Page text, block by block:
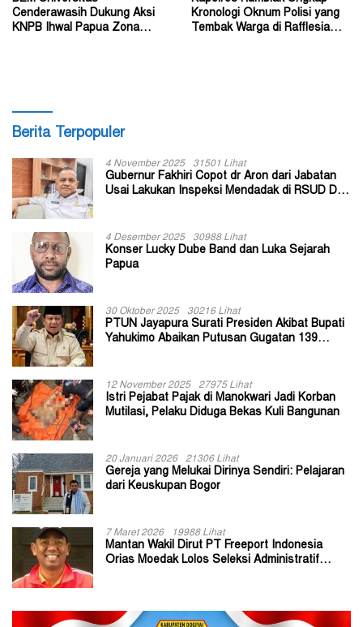
Cenderawasih Dukung Aksi
KNPB Ihwal Papua Zona
Kronologi Oknum Polisi yang
Tembak Warga di Rafflesia
Berita Terpopuler
4 November 2025 31501 Lihat
Gubernur Fakhiri Copot dr Aron dari Jabatan
Usai Lakukan Inspeksi Mendadak di RSUD Dok
4 Desember 2025 30988 Lihat
Konser Lucky Dube Band dan Luka Sejarah
Papua
30 Oktober 2025 30216 Lihat
PTUN Jayapura Surati Presiden Akibat Bupati
Yahukimo Abaikan Putusan Gugatan 139
12 November 2025 27975 Lihat
Istri Pejabat Pajak di Manokwari Jadi Korban
Mutilasi, Pelaku Diduga Bekas Kuli Bangunan
20 Januari 2026 21306 Lihat
Gereja yang Melukai Dirinya Sendiri: Pelajaran
dari Keuskupan Bogor
7 Maret 2026 19988 Lihat
Mantan Wakil Dirut PT Freeport Indonesia
Orias Moedak Lolos Seleksi Administratif